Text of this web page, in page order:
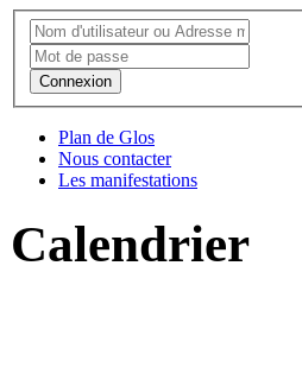
Connexion
Plan de Glos
Nous contacter
Les manifestations
Calendrier